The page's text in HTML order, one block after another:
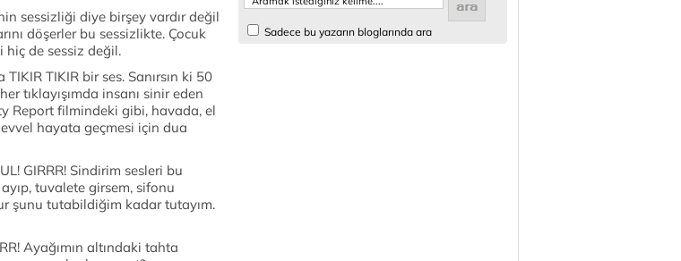
sessizliği diye birşey vardır değil
döşerler bu sessizlikte. Çocuk
hiç de sessiz değil.
TIKIR bir ses. Sanırsın ki 50
tıklayışımda insanı sinir eden
Report filmindeki gibi, havada, el
hayata geçmesi için dua
GIRRR! Sindirim sesleri bu
tuvalete girsem, sifonu
şunu tutabildiğim kadar tutayım.
Ayağımın altındaki tahta
Sadece bu yazarın bloglarında ara